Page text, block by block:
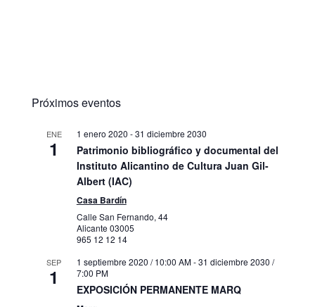
Próximos eventos
ENE
1
1 enero 2020 -31 diciembre 2030
Patrimonio bibliográfico y documental del
Instituto Alicantino de Cultura Juan Gil-
Albert (IAC)
Casa Bardín
Calle San Fernando, 44
Alicante 03005
965 12 12 14
SEP
1
1 septiembre 2020 / 10:00 AM-31 diciembre 2030 /
7:00 PM
EXPOSICIÓN PERMANENTE MARQ